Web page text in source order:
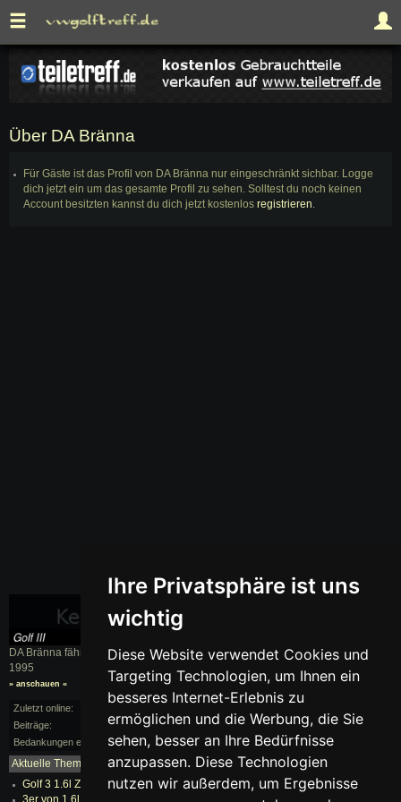
Ihre Privatsphäre ist uns
wichtig
Diese Website verwendet Cookies und
Targeting Technologien, um Ihnen ein
besseres Internet-Erlebnis zu
ermöglichen und die Werbung, die Sie
sehen, besser an Ihre Bedürfnisse
anzupassen. Diese Technologien
nutzen wir außerdem, um Ergebnisse
Über DA Bränna
Für Gäste ist das Profil von DA Bränna nur eingeschränkt sichbar. Logge
dich jetzt ein um das gesamte Profil zu sehen. Solltest du noch keinen
Account besitzten kannst du dich jetzt kostenlos registrieren.
DA Bränna fährt einenGolf III, BJ.
1995
» anschauen «
Zuletzt online:
Beiträge:
Bedankungen erhalten:
Aktuelle Themen:
Golf 3 1.6l Zylinderkopfdichtung defekt?